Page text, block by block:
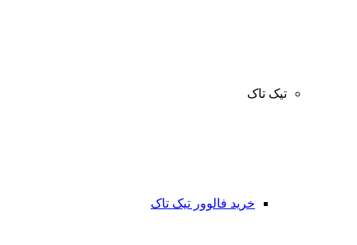
تیک تاک
خرید فالوور تیک تاک